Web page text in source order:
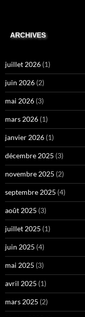
ARCHIVES
juillet 2026 (1)
juin 2026 (2)
mai 2026 (3)
mars 2026 (1)
janvier 2026 (1)
décembre 2025 (3)
novembre 2025 (2)
septembre 2025 (4)
août 2025 (3)
juillet 2025 (1)
juin 2025 (4)
mai 2025 (3)
avril 2025 (1)
mars 2025 (2)